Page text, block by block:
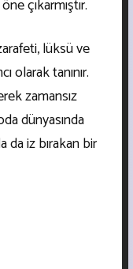
çıkarmıştır.
lüksü ve
olarak tanınır.
zamansız
dünyasında
da iz bırakan bir